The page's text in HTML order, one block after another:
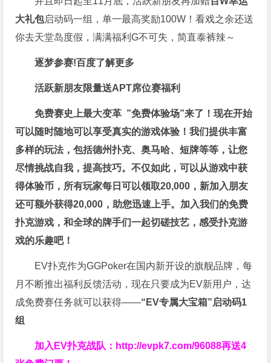
大礼包启动码一组，单一最高奖励100W！看戏之余还送
你去天堂岛度假，满满福利G不可失，简直泰裤辣～
逐梦参赛!百度了解更多
活跃新朋友限量送APT席位赛福利
免费赛史上最大变革 ”免费体验场”来了！现在开始
可以随时随地可以享受真实的游戏体验！我们提供丰富
多样的玩法，包括德州扑克、奥马哈、短牌等等，让您
尽情挑战自我，提高技巧。不仅如此，可以从游戏中获
得体验币，所有玩家每日可以领取20,000，新加入朋友
还可额外获得20,000，助您迅速上手。 加入我们的免费
扑克游戏，和全球的牌手们一起切磋技艺，感受扑克游
戏的乐趣吧！
EV扑克作为GGPoker在国内新开设的旗舰品牌，每
月不断推出福利反馈活动，现在只要成为EV新用户，达
成免费赛任务就可以获得——“EV专属大宝箱”启动码1
组
加入EV扑克战队： http://evpk7.com/96088再送4